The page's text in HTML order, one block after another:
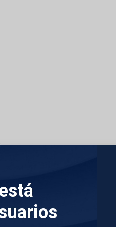
del Terrorismo
por Nayib Bukele.
por su futura ministra